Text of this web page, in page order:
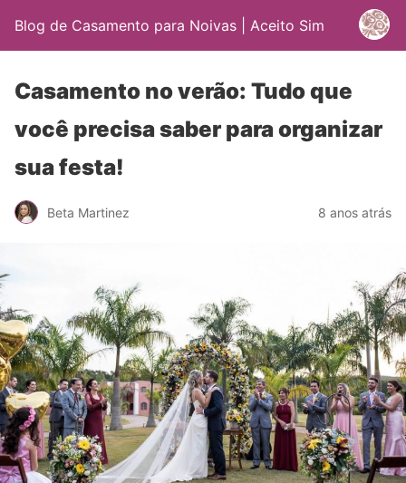
Blog de Casamento para Noivas | Aceito Sim
Casamento no verão: Tudo que
você precisa saber para organizar
sua festa!
Beta Martinez 8 anos atrás